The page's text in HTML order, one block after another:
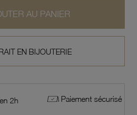
AU PANIER
EN BIJOUTERIE
2h Paiement sécurisé